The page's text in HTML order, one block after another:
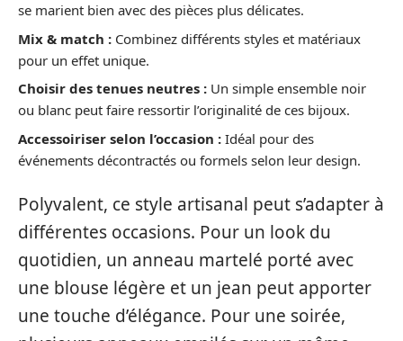
se marient bien avec des pièces plus délicates.
Mix & match : Combinez différents styles et matériaux
pour un effet unique.
Choisir des tenues neutres : Un simple ensemble noir
ou blanc peut faire ressortir l’originalité de ces bijoux.
Accessoiriser selon l’occasion : Idéal pour des
événements décontractés ou formels selon leur design.
Polyvalent, ce style artisanal peut s’adapter à
différentes occasions. Pour un look du
quotidien, un anneau martelé porté avec
une blouse légère et un jean peut apporter
une touche d’élégance. Pour une soirée,